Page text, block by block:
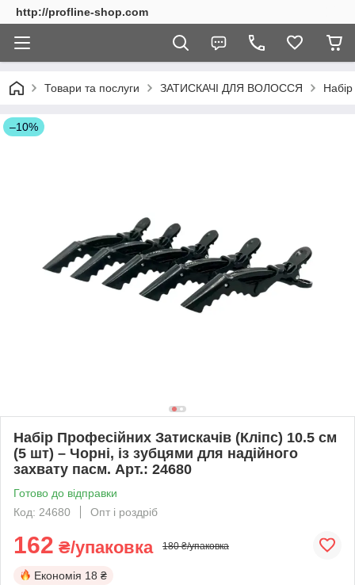
http://profline-shop.com
Товари та послуги ЗАТИСКАЧІ ДЛЯ ВОЛОССЯ
–10%
Набір Професійних Затискачів (Кліпс) 10.5 см
(5 шт) – Чорні, із зубцями для надійного
захвату пасм. Арт.: 24680
Готово до відправки
Код: 24680
Опт і роздріб
162 ₴/упаковка 180 ₴/упаковка
Економія 18 ₴